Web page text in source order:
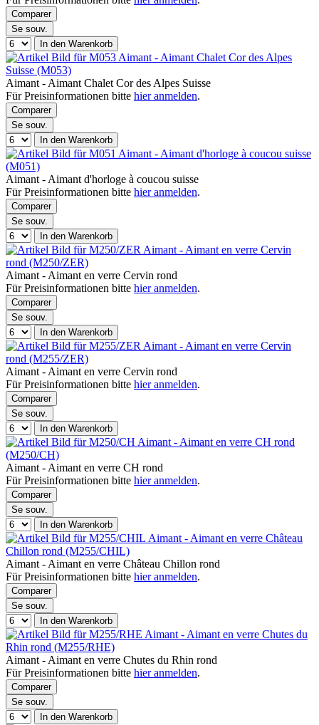
Comparer
Se souv.
In den Warenkorb
Aimant - Aimant Chalet Cor des Alpes
Suisse (M053)
Aimant - Aimant Chalet Cor des Alpes Suisse
Für Preisinformationen bitte hier anmelden.
Comparer
Se souv.
In den Warenkorb
Aimant - Aimant d'horloge à coucou suisse
(M051)
Aimant - Aimant d'horloge à coucou suisse
Für Preisinformationen bitte hier anmelden.
Comparer
Se souv.
In den Warenkorb
Aimant - Aimant en verre Cervin
rond (M250/ZER)
Aimant - Aimant en verre Cervin rond
Für Preisinformationen bitte hier anmelden.
Comparer
Se souv.
In den Warenkorb
Aimant - Aimant en verre Cervin
rond (M255/ZER)
Aimant - Aimant en verre Cervin rond
Für Preisinformationen bitte hier anmelden.
Comparer
Se souv.
In den Warenkorb
Aimant - Aimant en verre CH rond
(M250/CH)
Aimant - Aimant en verre CH rond
Für Preisinformationen bitte hier anmelden.
Comparer
Se souv.
In den Warenkorb
Aimant - Aimant en verre Château
Chillon rond (M255/CHIL)
Aimant - Aimant en verre Château Chillon rond
Für Preisinformationen bitte hier anmelden.
Comparer
Se souv.
In den Warenkorb
Aimant - Aimant en verre Chutes du
Rhin rond (M255/RHE)
Aimant - Aimant en verre Chutes du Rhin rond
Für Preisinformationen bitte hier anmelden.
Comparer
Se souv.
In den Warenkorb